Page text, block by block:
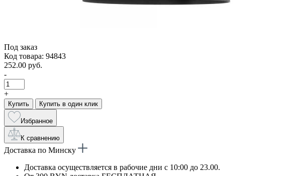
Под заказ
Код товара: 94843
252.00 руб.
-
+
Купить Купить в один клик
Избранное
К сравнению
Доставка по Минску
Доставка осуществляется в рабочие дни с 10:00 до 23.00.